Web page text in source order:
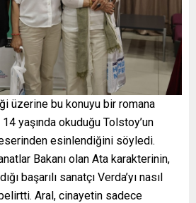
üzerine bu konuyu bir romana
14 yaşında okuduğu Tolstoy’un
esinlendiğini söyledi.
Bakanı olan Ata karakterinin,
başarılı sanatçı Verda’yı nasıl
Aral, cinayetin sadece